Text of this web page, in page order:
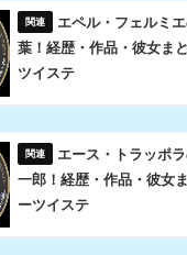
エペル・フェルミ
葉！経歴・作品・彼女ま
ツイステ
エース・トラッポ
一郎！経歴・作品・彼女
ーツイステ